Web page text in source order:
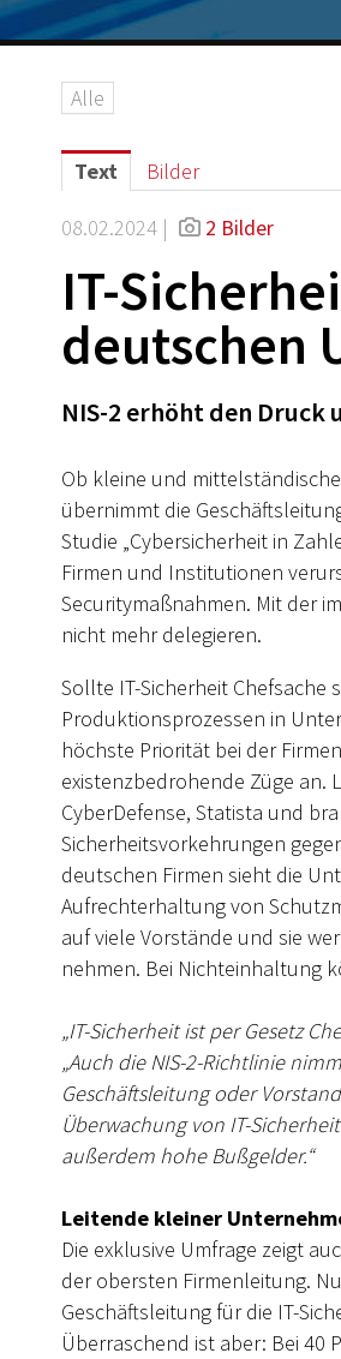
Alle
Text Bilder
08.02.2024 | 2 Bilder
IT-
deutschen
NIS-2 erhöht den
Ob kleine und
übernimmt die
Studie „Cybersicherheit in
Firmen und Institutionen
Securitymaßnahmen. Mit der
nicht mehr delegieren.
Sollte IT-Sicherheit Chefsache
Produktionsprozessen in
höchste Priorität bei der
existenzbedrohende Züge an.
CyberDefense, Statista und
Sicherheitsvorkehrungen
deutschen Firmen sieht die
Aufrechterhaltung von
auf viele Vorstände und sie
nehmen. Bei Nichteinhaltung
„IT-Sicherheit ist per Gesetz
„Auch die NIS-2-Richtlinie
Geschäftsleitung oder
Überwachung von IT-
außerdem hohe Bußgelder.“
Leitende kleiner
Die exklusive Umfrage zeigt
der obersten Firmenleitung.
Geschäftsleitung für die IT-
Überraschend ist aber: Bei